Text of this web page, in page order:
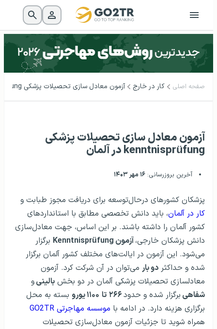
صفحه اصلی کار در خارج آزمون معادل سازی تحصیلات پزشکی kenntnisprüfung در آلمان
آزمون معادل سازی تحصیلات پزشکی
kenntnisprüfung در آلمان
آخرین بروزرسانی: ۱۶ مهر ۱۴۰۳
پزشکان کشورهای درحال‌توسعه برای دریافت مجوز طبابت و
کار در آلمان، باید دانش تخصصی مطابق با استانداردهای
کشور آلمان را داشته باشند. بر این اساس، جهت معادل‌سازی
دانش پزشکان خارجی،آزمون Kenntnisprüfung
برگزار
می‌شود. این آزمون در ایالت‌های مختلف کشور آلمان برگزار
شده و حداکثر دو بار می‌توان در آن شرکت کرد. آزمون
معادلسازی تحصیلات پزشکی آلمان در دو بخش بالینیو
شفاهی برگزار شده و حدود تا ۱۱۰۰ یورو
بسته به محل
برگزاری هزینه دارد. در ادامه با موسسه مهاجرتی GO2TR
همراه شوید تا جزئیات آزمون معادل‌سازی تحصیلات